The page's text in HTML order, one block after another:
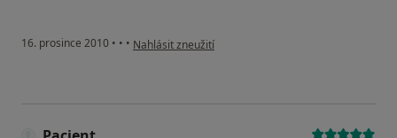
16. prosince 2010 • • • podle názoru uživatele Pacient
Nahlásit zneužití